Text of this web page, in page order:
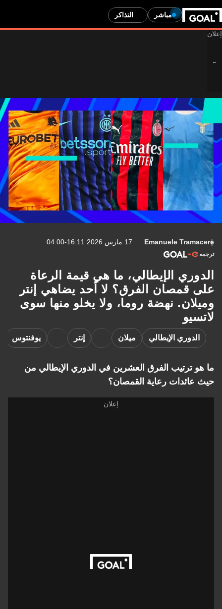
مباشر التذاكر
Emanuele Tramacere 17 مارس 2026 16:11-04:00
ترجمه
الدوري الإيطالي، ما هي قيمة الرعاة
على قمصان الفرق؟ لا أحد يضاهي إنتر
وميلان. نهضة روما، ولا يخلو منها سوى
لاتسيو
الدوري الإيطالي ميلان إنتر يوفنتوس
ما هو ترتيب الفرق العشرين في الدوري الإيطالي من
حيث عائدات رعاية القمصان؟